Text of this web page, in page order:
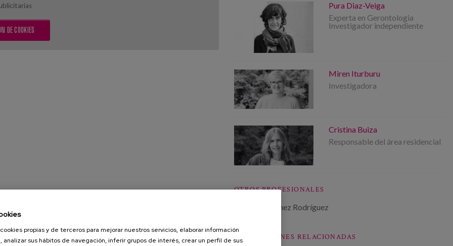
DE COOKIES
Pura Diaz-Veiga
Experta en Gerontologia
Investigador independiente
Miren Iturburu
Investigadora
Cristina Buiza
Responsable del área residencial
OTROS PROFESIONALES
Teresa Martínez Rodríguez
PUBLICACIONES RELACIONADAS
propias y de terceros para mejorar nuestros servicios, elaborar información
analizar sus hábitos de navegación, inferir grupos de interés, crear un perfil de sus